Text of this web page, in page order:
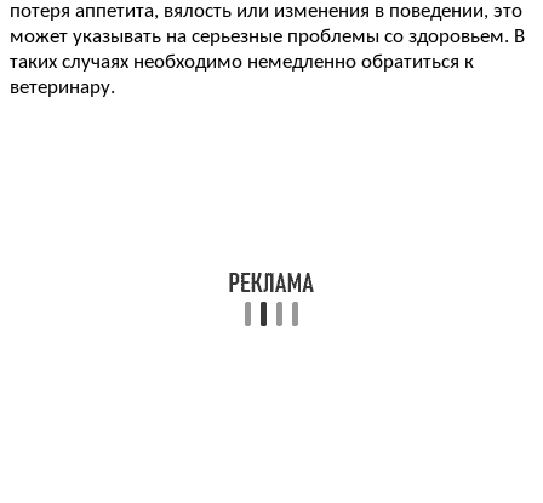
потеря аппетита, вялость или изменения в поведении, это
может указывать на серьезные проблемы со здоровьем. В
таких случаях необходимо немедленно обратиться к
ветеринару.